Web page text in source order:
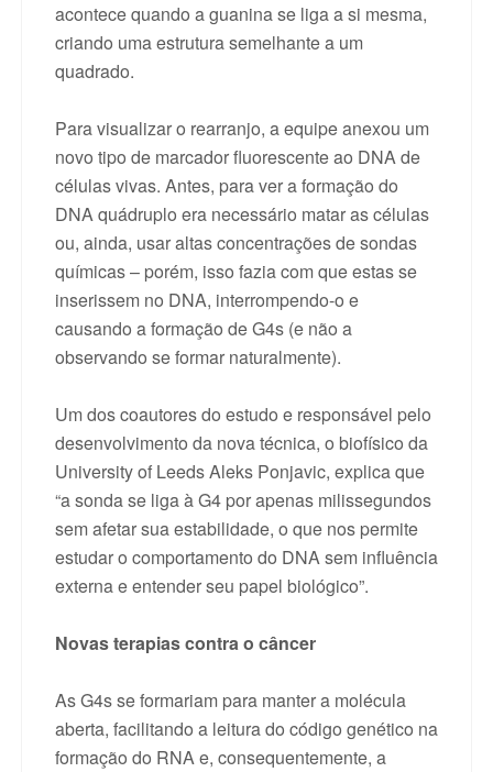
acontece quando a guanina se liga a si mesma,
criando uma estrutura semelhante a um
quadrado.
Para visualizar o rearranjo, a equipe anexou um
novo tipo de marcador fluorescente ao DNA de
células vivas. Antes, para ver a formação do
DNA quádruplo era necessário matar as células
ou, ainda, usar altas concentrações de sondas
químicas – porém, isso fazia com que estas se
inserissem no DNA, interrompendo-o e
causando a formação de G4s (e não a
observando se formar naturalmente).
Um dos coautores do estudo e responsável pelo
desenvolvimento da nova técnica, o biofísico da
University of Leeds Aleks Ponjavic, explica que
“a sonda se liga à G4 por apenas milissegundos
sem afetar sua estabilidade, o que nos permite
estudar o comportamento do DNA sem influência
externa e entender seu papel biológico”.
Novas terapias contra o câncer
As G4s se formariam para manter a molécula
aberta, facilitando a leitura do código genético na
formação do RNA e, consequentemente, a